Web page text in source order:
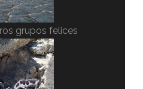
grupos felices